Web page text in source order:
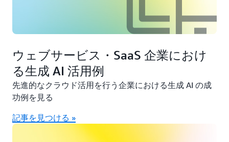
ウェブサービス・SaaS 企業におけ
る生成 AI 活用例
先進的なクラウド活用を行う企業における生成 AI の成
功例を見る
記事を見つける »